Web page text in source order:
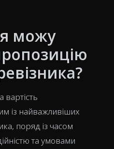
можу
вартість
із найважливіших
поряд із часом
та умовами